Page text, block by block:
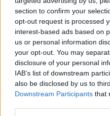
section to confirm your
opt-out request is processed
interest-based ads based on
us or personal information
your opt-out. You may
disclosure of your personal
IAB’s list of downstream
also be disclosed by us to
Downstream Participants that
Színház produkciós
- esztéta, Mundruczó
esztéta és Szabó
Vetítés a következő évad
bérletvásárlási lehetőség!
Gyűjtők és fanatikusok
juthatnak!